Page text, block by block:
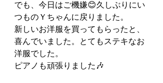
でも、今日はご機嫌😊久しぶりにい
つものＹちゃんに戻りました。
新しいお洋服を買ってもらったと、
喜んでいました。とてもステキなお
洋服でした。
ピアノも頑張りました🎶